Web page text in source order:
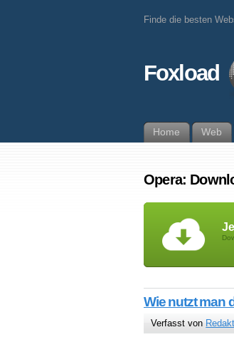
Finde die besten
Foxload
Home Web
Opera:
Wie nutzt man
Verfasst von